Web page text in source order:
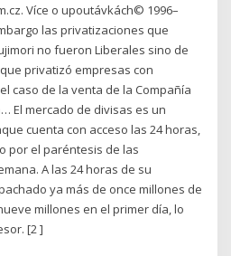
Více o upoutávkách© 1996–
las privatizaciones que
no fueron Liberales sino de
privatizó empresas con
caso de la venta de la Compañía
El mercado de divisas es un
cuenta con acceso las 24 horas,
por el paréntesis de las
A las 24 horas de su
ya más de once millones de
millones en el primer día, lo
[2 ]